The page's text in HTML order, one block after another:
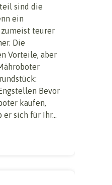
sind die
ein
teurer
Die
Vorteile, aber
Bevor
kaufen,
er sich für Ihr...